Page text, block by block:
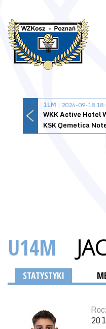
1LM | 2026-09-18
WKK Active Hotel
U14M
STATYSTYKI